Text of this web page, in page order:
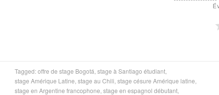
Tagged:offre de stage Bogotá stage à Santiago étudiant
stage Amérique Latine stage au Chili stage césure Amérique latine
stage en Argentine francophone stage en espagnol débutant